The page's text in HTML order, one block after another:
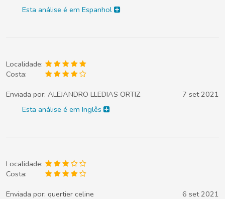
Esta análise é em Espanhol
Localidade:
Costa:
Enviada por: ALEJANDRO LLEDIAS ORTIZ
7 set 2021
Esta análise é em Inglês
Localidade:
Costa:
Enviada por: quertier celine
6 set 2021